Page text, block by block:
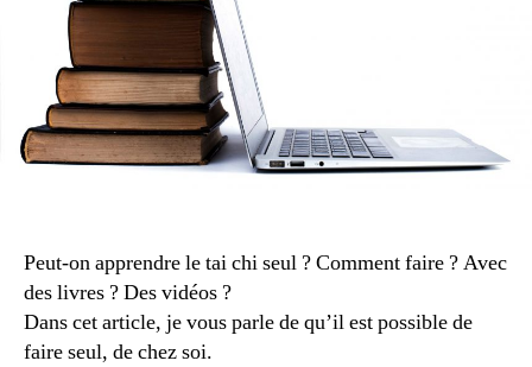
Peut-on apprendre le tai chi seul ? Comment faire ? Avec
des livres ? Des vidéos ?
Dans cet article, je vous parle de qu’il est possible de
faire seul, de chez soi.